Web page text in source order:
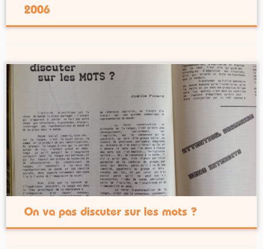
2006
On va pas discuter sur les mots ?